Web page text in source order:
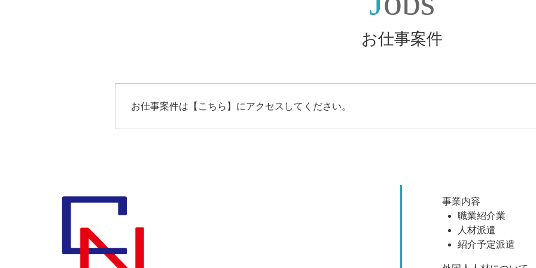
お仕事案件
お仕事案件は【 こちら 】にアクセスしてください。
事業内容
職業紹介業
人材派遣
紹介予定派遣